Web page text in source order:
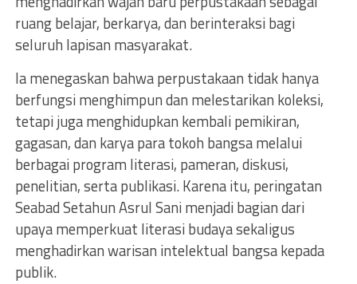
ruang belajar, berkarya, dan berinteraksi bagi
seluruh lapisan masyarakat.
Ia menegaskan bahwa perpustakaan tidak hanya
berfungsi menghimpun dan melestarikan koleksi,
tetapi juga menghidupkan kembali pemikiran,
gagasan, dan karya para tokoh bangsa melalui
berbagai program literasi, pameran, diskusi,
penelitian, serta publikasi. Karena itu, peringatan
Seabad Setahun Asrul Sani menjadi bagian dari
upaya memperkuat literasi budaya sekaligus
menghadirkan warisan intelektual bangsa kepada
publik.